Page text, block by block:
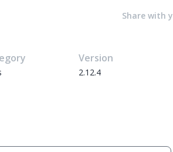
Version
2.12.4
Share with